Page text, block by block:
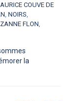
COUVE DE
, NOIRS,
FLON,
la